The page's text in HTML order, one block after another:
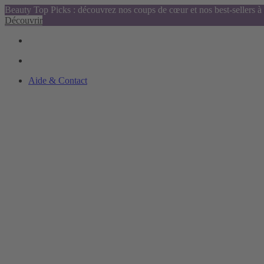
Beauty Top Picks : découvrez nos coups de cœur et nos best-sellers
Découvrir
Aide & Contact